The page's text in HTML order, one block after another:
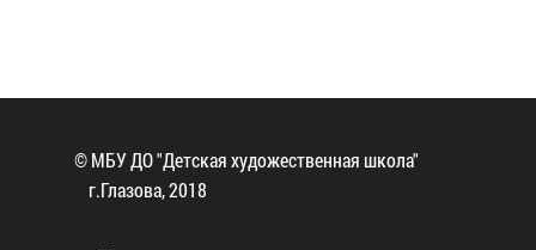
© МБУ ДО "Детская художественная школа"
г.Глазова, 2018